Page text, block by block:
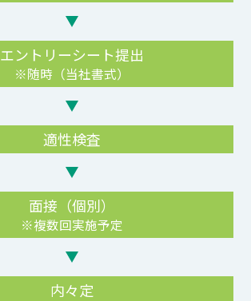
エントリーシート提出
※随時（当社書式）
適性検査
面接（個別）
※複数回実施予定
内々定